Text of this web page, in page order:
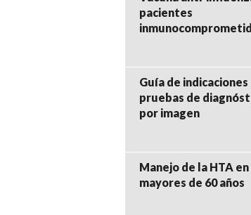
pacientes
Guía de indicaciones
pruebas de
por imagen
Manejo de la HTA en
mayores de 60 años